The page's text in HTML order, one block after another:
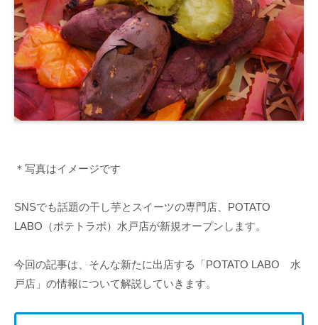
＊写真はイメージです
SNSでも話題の干し芋とスイーツの専門店、POTATO
LABO（ポテトラボ）水戸店が新規オープンします。
今回の記事は、そんな新たに出店する「POTATO LABO 水
戸店」の情報について解説していきます。